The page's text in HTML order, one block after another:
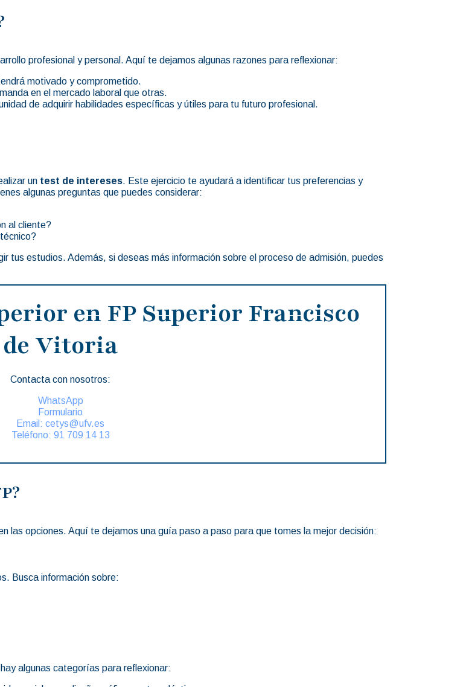
profesional y personal. Aquí te dejamos algunas razones para reflexionar:
motivado y comprometido.
en el mercado laboral que otras.
de adquirir habilidades específicas y útiles para tu futuro profesional.
un test de intereses. Este ejercicio te ayudará a identificar tus preferencias y
algunas preguntas que puedes considerar:
al cliente?
tus estudios. Además, si deseas más información sobre el proceso de admisión, puedes
en FP Superior Francisco
de Vitoria
Contacta con nosotros:
WhatsApp
Formulario
Email: cetys@ufv.es
Teléfono: 91 709 14 13
las opciones. Aquí te dejamos una guía paso a paso para que tomes la mejor decisión:
Busca información sobre:
algunas categorías para reflexionar: